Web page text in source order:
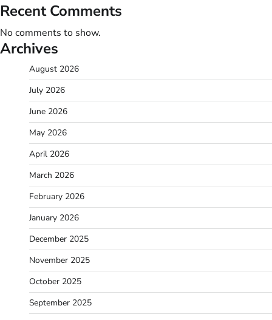
Recent Comments
No comments to show.
Archives
August 2026
July 2026
June 2026
May 2026
April 2026
March 2026
February 2026
January 2026
December 2025
November 2025
October 2025
September 2025